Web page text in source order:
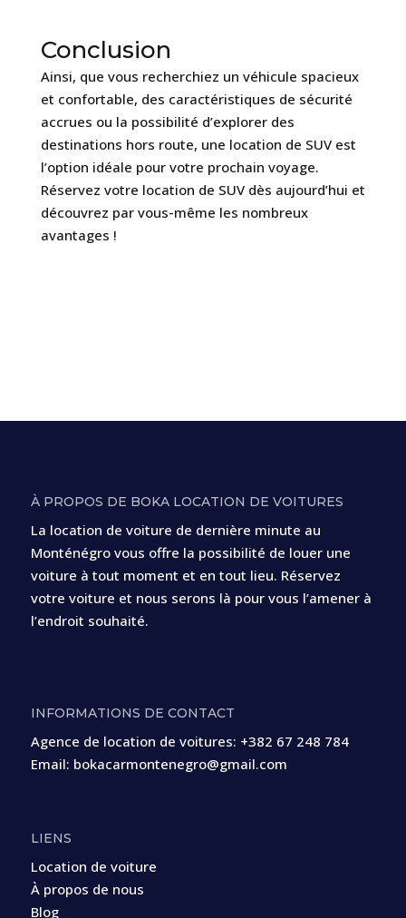
Conclusion
Ainsi, que vous recherchiez un véhicule spacieux
et confortable, des caractéristiques de sécurité
accrues ou la possibilité d’explorer des
destinations hors route, une location de SUV est
l’option idéale pour votre prochain voyage.
Réservez votre location de SUV dès aujourd’hui et
découvrez par vous-même les nombreux
avantages !
À PROPOS DE BOKA LOCATION DE VOITURES
La location de voiture de dernière minute au
Monténégro vous offre la possibilité de louer une
voiture à tout moment et en tout lieu. Réservez
votre voiture et nous serons là pour vous l’amener à
l’endroit souhaité.
INFORMATIONS DE CONTACT
Agence de location de voitures: +382 67 248 784
Email: bokacarmontenegro@gmail.com
LIENS
Location de voiture
À propos de nous
Blog